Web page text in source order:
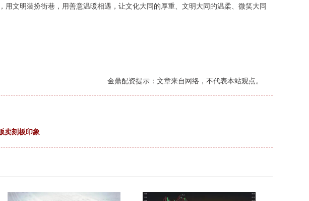
文明装扮街巷，用善意温暖相遇，让文化大同的厚重、文明大同的温柔、微笑大同
金鼎配资提示：文章来自网络，不代表本站观点。
卖刻板印象